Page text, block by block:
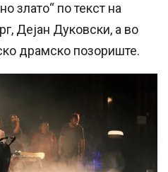
злато“ по текст на
Дејан Дуковски, а во
драмско позориште.